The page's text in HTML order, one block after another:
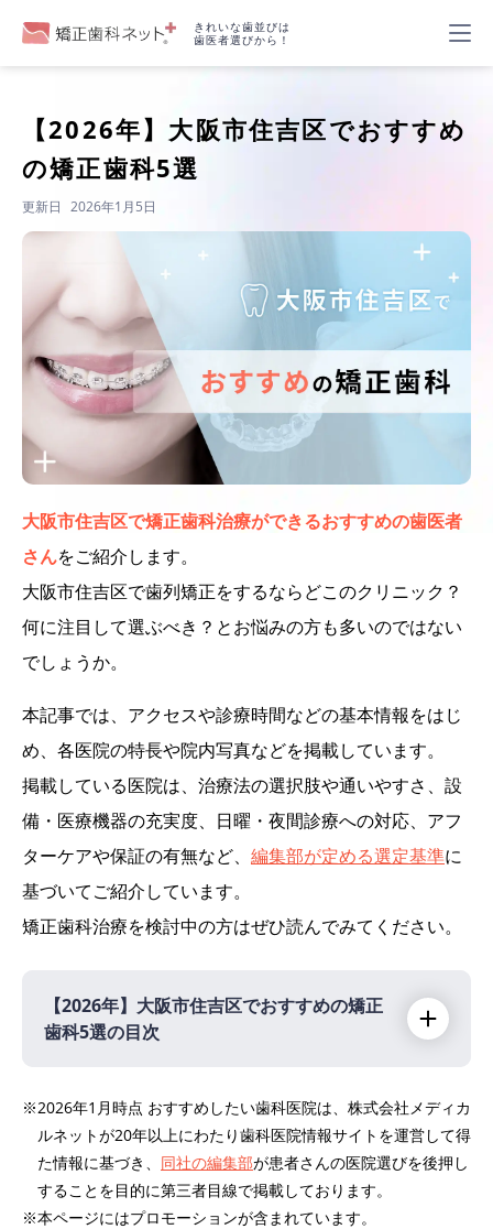
きれいな歯並びは
歯医者選びから！
【2026年】 大阪市住吉区でおすすめ
の矯正歯科5選
更新日 2026年1月5日
大阪市住吉区で矯正歯科治療ができるおすすめの歯医者
さんをご紹介します。
大阪市住吉区で歯列矯正をするならどこのクリニック？
何に注目して選ぶべき？とお悩みの方も多いのではない
でしょうか。
本記事では、アクセスや診療時間などの基本情報をはじ
め、各医院の特長や院内写真などを掲載しています。
掲載している医院は、治療法の選択肢や通いやすさ、設
備・医療機器の充実度、日曜・夜間診療への対応、アフ
ターケアや保証の有無など、 編集部が定める選定基準に
基づいてご紹介しています。
矯正歯科治療を検討中の方はぜひ読んでみてください。
【2026年】 大阪市住吉区でおすすめの矯正
歯科5選の目次
いのうえ歯科・矯正歯科 PR
橋本歯科医院
ひらき矯正歯科
※2026年1月時点 おすすめしたい歯科医院は、株式会社メディカ
ルネットが20年以上にわたり歯科医院情報サイトを運営して得
た情報に基づき、 同社の編集部が患者さんの医院選びを後押し
することを目的に第三者目線で掲載しております。
※本ページにはプロモーションが含まれています。